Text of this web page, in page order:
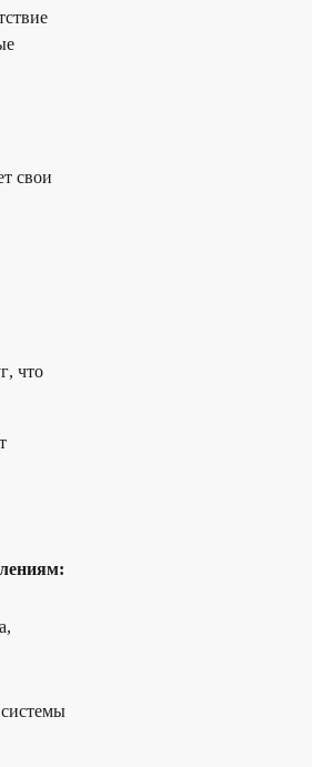
свои
, что